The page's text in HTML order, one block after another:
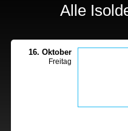
Alle
16. Oktober
Freitag